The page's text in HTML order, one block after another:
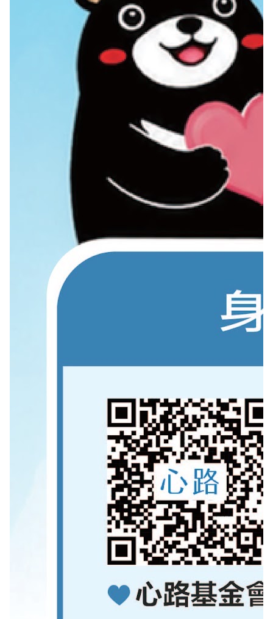
網路預約：除專線電話外，民眾亦可由環保
局紙錢集中燒網站進行紙錢收運預約，登錄
完成後將由計畫工作人員安排收運行程。